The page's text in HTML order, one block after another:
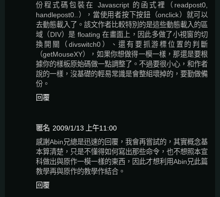
份程式碼包裝在 Javascript 的函式裡（readpost0,
handlepost0..），當使用者按下按鈕（onclick）就可以
去動態載入了。該文作者比較特別的是這些動態載入的區
域（DIV）是 floating 在畫面上，因此多做了小視窗的切
換開關（divswitch0）、還有要抓游標位置的判斷
（getMouseXY），如果你想做得一模一樣，那還是要根
據你的樣板原始碼做一點調整了。不過要很小心，和作者
說的一樣，沒基礎的輕易常識是會整組壞掉的，要勤做備
份。
回覆
匿名 2009/1/13 上午11:00
感謝Abin兄總是迅速的回覆，我會再嘗試的，其實概念基
本算清楚，只是不懂得如何寫出那些命令，也不想照本宣
科做出與原作一模一樣的東西，因此才想利用Abin兄此篇
教學再與原作的教學作結合。
回覆